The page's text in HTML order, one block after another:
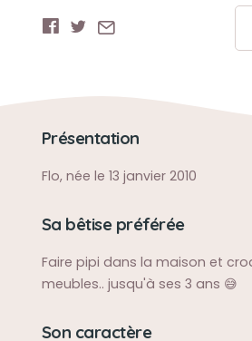
Présentation
Flo, née le 13 janvier 2010
Sa bêtise préférée
Faire pipi dans la maison et
meubles.. jusqu'à ses 3 ans 😅
Son caractère